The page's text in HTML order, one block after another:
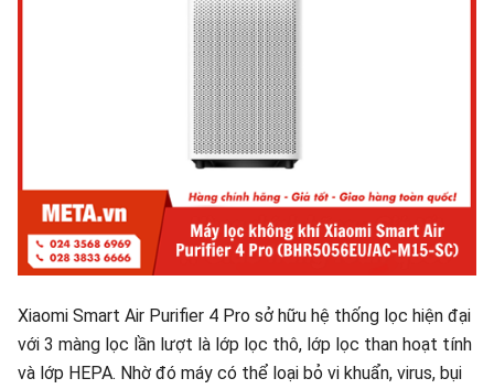
Xiaomi Smart Air Purifier 4 Pro sở hữu hệ thống lọc hiện đại
với 3 màng lọc lần lượt là lớp lọc thô, lớp lọc than hoạt tính
và lớp HEPA. Nhờ đó máy có thể loại bỏ vi khuẩn, virus, bụi